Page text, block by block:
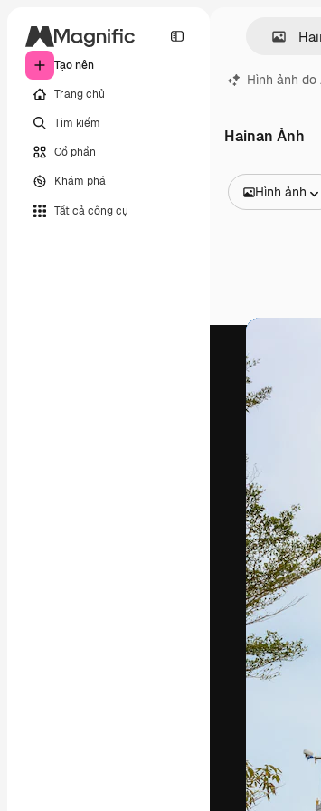
Tạo nên
Trang chủ
Tìm kiếm
Cổ phần
Khám phá
Tất cả công cụ
Hình ảnh do
Hainan Ảnh
Hình ảnh
Video
Đồ họa chuyển
Mẫu video.
Biểu tượng
Mô hình 3D
Phông chữ